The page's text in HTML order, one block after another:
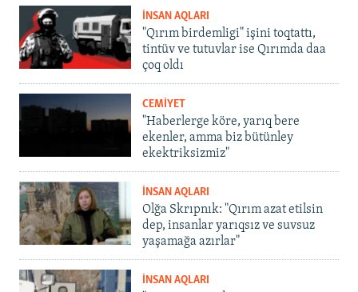
İNSAN AQLARI
"Qırım birdemligi" işini toqtattı,
tintüv ve tutuvlar ise Qırımda daa
çoq oldı
CEMİYET
"Haberlerge köre, yarıq bere
ekenler, amma biz bütünley
ekektriksizmiz"
İNSAN AQLARI
Olğa Skrıpnık: "Qırım azat etilsin
dep, insanlar yarıqsız ve suvsuz
yaşamağa azırlar"
İNSAN AQLARI